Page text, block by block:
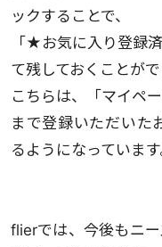
ックすることで、
「★お気に入り登録
て残しておくことがで
こちらは、「マイペ
まで登録いただいた
るようになっています
flierでは、今後もニ